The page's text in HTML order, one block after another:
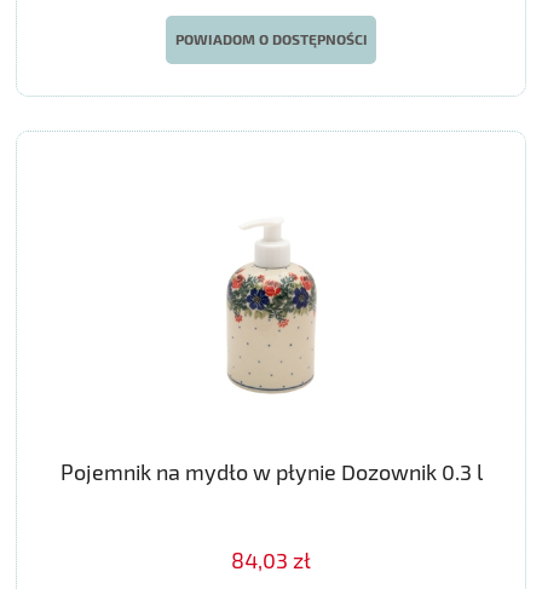
POWIADOM O DOSTĘPNOŚCI
Pojemnik na mydło w płynie Dozownik 0.3 l
84,03 zł